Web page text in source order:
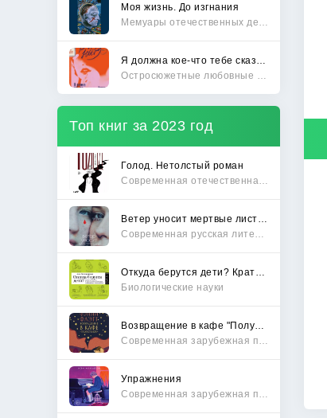
Моя жизнь. До изгнания
Топ книг за 2023 год
Голод. Нетолстый роман
Биологические науки
Упражнения